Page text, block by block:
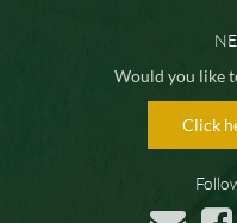
Would you like
Click